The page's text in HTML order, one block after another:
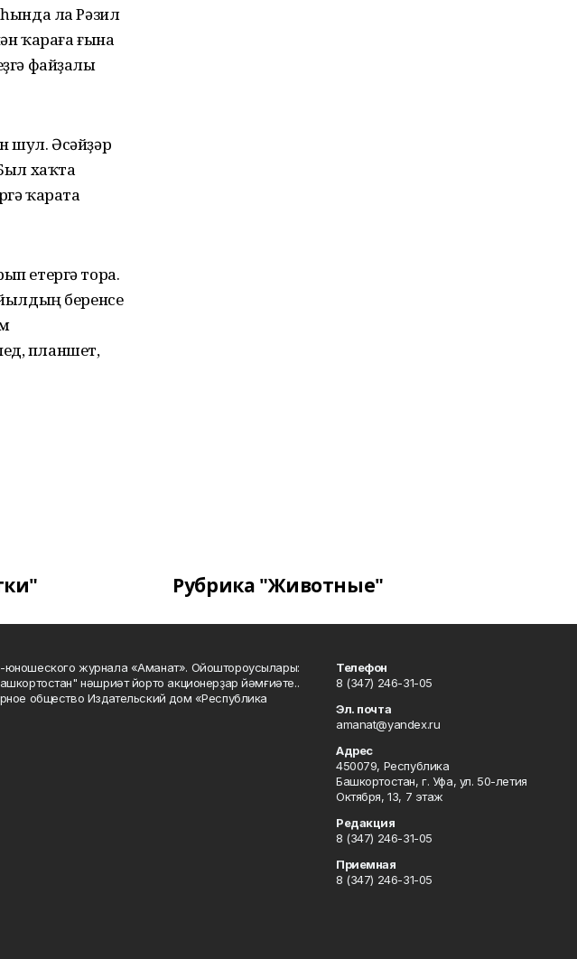
ла Рәзил
ҡараға ғына
файҙалы
шул. Әсәйҙәр
хаҡта
ҡарата
етергә тора.
беренсе
планшет,
Рубрика "Животные"
юношеского журнала «Аманат». Ойоштороусылары:
нәшриәт йорто акционерҙар йәмғиәте..
общество Издательский дом «Республика
Телефон
8 (347) 246-31-05
Эл. почта
amanat@yandex.ru
Адрес
450079, Республика
Башкортостан, г. Уфа, ул. 50-летия
Октября, 13, 7 этаж
Редакция
8 (347) 246-31-05
Приемная
8 (347) 246-31-05